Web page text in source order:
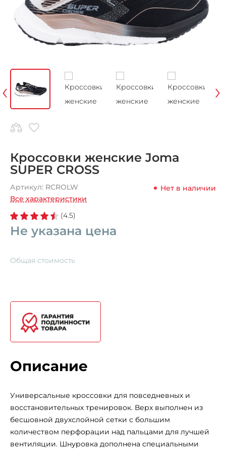
‹ ›
Кроссовки женские Joma
SUPER CROSS
Артикул: RCROLW
Нет в наличии
Все характеристики
(4.5)
Не указана цена
Общая стоимость
Описание
Универсальные кроссовки для повседневных и
восстановительных тренировок. Верх выполнен из
бесшовной двухслойной сетки с большим
количеством перфорации над пальцами для лучшей
вентиляции. Шнуровка дополнена специальными